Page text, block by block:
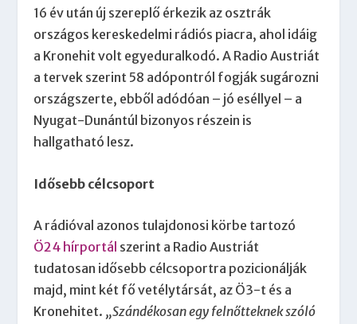
16 év után új szereplő érkezik az osztrák
országos kereskedelmi rádiós piacra, ahol idáig
a Kronehit volt egyeduralkodó. A Radio Austriát
a tervek szerint 58 adópontról fogják sugározni
országszerte, ebből adódóan – jó eséllyel – a
Nyugat-Dunántúl bizonyos részein is
hallgatható lesz.
Idősebb célcsoport
A rádióval azonos tulajdonosi körbe tartozó
Ö24 hírportál szerint a Radio Austriát
tudatosan idősebb célcsoportra pozicionálják
majd, mint két fő vetélytársát, az Ö3-t és a
Kronehitet. „Szándékosan egy felnőtteknek szóló